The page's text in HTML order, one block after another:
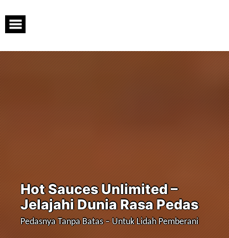
content
Hot Sauces Unlimited –
Jelajahi Dunia Rasa Pedas
Pedasnya Tanpa Batas – Untuk Lidah Pemberani